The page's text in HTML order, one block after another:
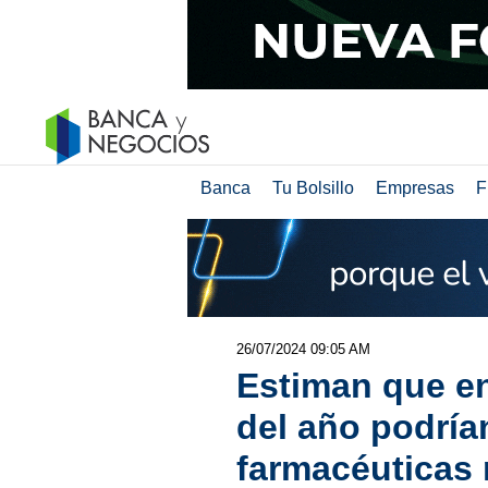
Banca Tu Bolsillo Empresas
26/07/2024 09:05 AM
Estiman que
del año
farmacéuticas